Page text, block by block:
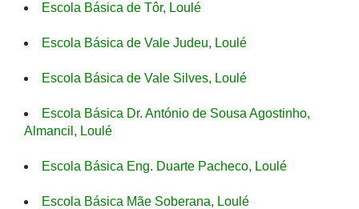
Escola Básica de Tôr, Loulé
Escola Básica de Vale Judeu, Loulé
Escola Básica de Vale Silves, Loulé
Escola Básica Dr. António de Sousa Agostinho,
Almancil, Loulé
Escola Básica Eng. Duarte Pacheco, Loulé
Escola Básica Mãe Soberana, Loulé